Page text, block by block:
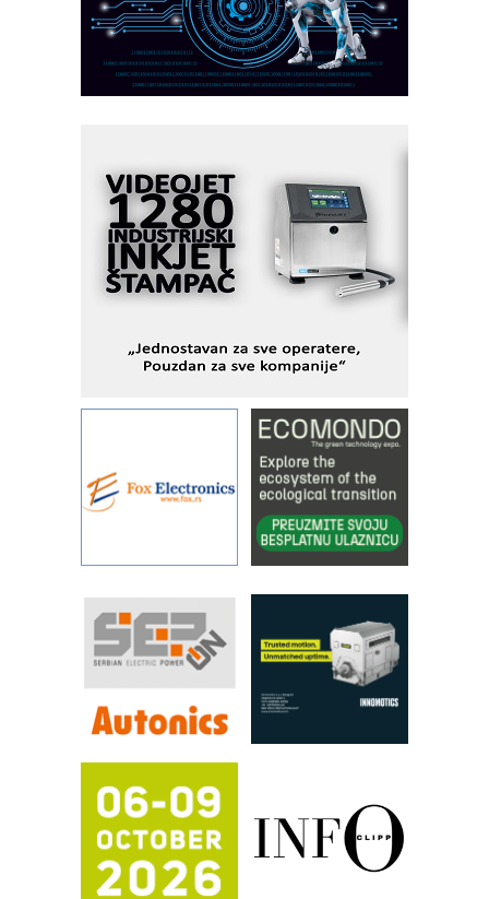
CTO - Prilagodite svoju toplinsku
obradu!
Razvoj asortimanskog pravca MINI-
PLC AKYTEC
MOTOMAN – NEXT-Robotika vođena
veštačkom inteligencijom
I.SAFE MOBILE revolucioniše
industrijsku automatizaciju
pionirskimmobile operator PANEL-OM
Fleksibilno stezanje i brzo
KIP KOP – napredna rešenja za
savremene industrijske i logističke
Alba d.o.o. – 35 godina preciznosti u
metrologiji i pametnim dozirnim
rešenjima
IBeRTIM - oprema za ispitivanje
STAUFF – Komponente koje
sistema
YAMADA pumpe – japanska
pouzdanost u transferu fluida
Filtration Group Industrial – Napredna
rešenja za filtraciju u hidrauličkim i
procesnim sistemima
FANUC: Najbolje za vašu pametnu
automatizaciju
Efikasno upravljanje energijom
Automatizacija pakovanja · Display
(Shelf-Ready) omotnice